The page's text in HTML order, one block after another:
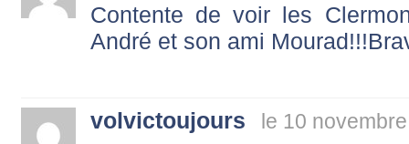
Contente de voir les
André et son ami
volvictoujours le 10